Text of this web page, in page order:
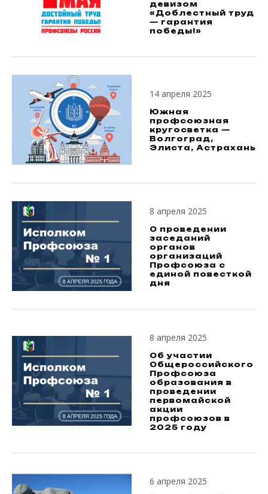
девизом
«Доблестный труд
— гарантия
победы!»
14 апреля 2025
Южная
профсоюзная
кругосветка —
Волгоград,
Элиста, Астрахань
8 апреля 2025
О проведении
заседаний
органов
организаций
Профсоюза с
единой повесткой
дня
8 апреля 2025
Об участии
Общероссийского
Профсоюза
образования в
проведении
первомайской
акции
профсоюзов в
2025 году
6 апреля 2025